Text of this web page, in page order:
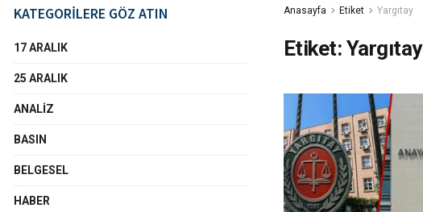
Anasayfa Etiket Yargıtay
Etiket: Yargıtay
KATEGORİLERE GÖZ ATIN
17 ARALIK
25 ARALIK
ANALIZ
BASIN
BELGESEL
HABER